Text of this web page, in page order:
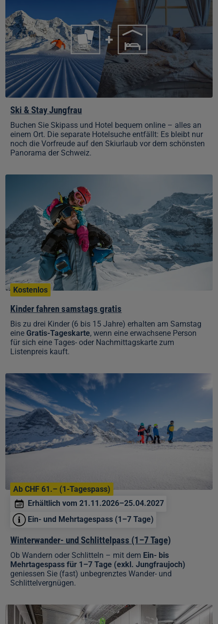
Jungfrau
Ski & Stay Jungfrau
Buchen Sie Skipass und Hotel bequem online – alles an
einem Ort. Die separate Hotelsuche entfällt: Es bleibt nur
noch die Vorfreude auf den Skiurlaub vor dem schönsten
Panorama der Schweiz.
Kinder
Kostenlos
Kinder fahren samstags gratis
Bis zu drei Kinder (6 bis 15 Jahre) erhalten am Samstag
eineGratis-Tageskarte, wenn eine erwachsene Person
für sich eine Tages- oder Nachmittagskarte zum
Listenpreis kauft.
Winterwander-
und
Schlittelpass
(1–
7
Tage)
Ab CHF 61.– (1-Tagespass)
Erhältlich vom 21.11.2026–25.04.2027
Ein- und Mehrtagespass (1–7 Tage)
Winterwander- und Schlittelpass (1–7 Tage)
Ob Wandern oder Schlitteln – mit dem Ein- bis
Mehrtagespass für 1–7 Tage (exkl. Jungfraujoch)
geniessen Sie (fast) unbegrenztes Wander- und
Schlittelvergnügen.
Skidepot